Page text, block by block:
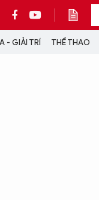
- GIẢI TRÍ THỂ THAO